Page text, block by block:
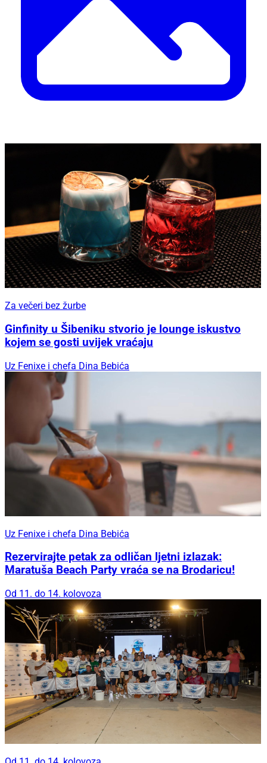
Za večeri bez žurbe
Ginfinity u Šibeniku stvorio je lounge iskustvo
kojem se gosti uvijek vraćaju
Uz Fenixe i chefa Dina Bebića
Uz Fenixe i chefa Dina Bebića
Rezervirajte petak za odličan ljetni izlazak:
Maratuša Beach Party vraća se na Brodaricu!
Od 11. do 14. kolovoza